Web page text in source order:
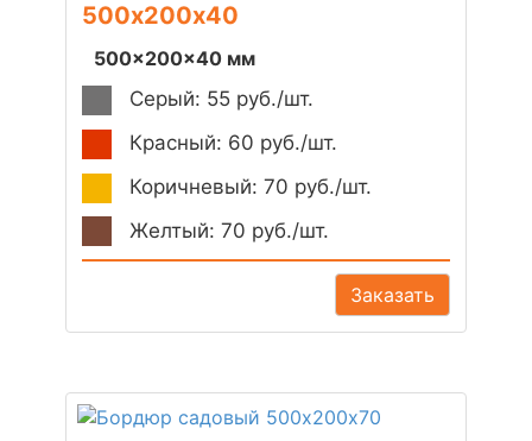
500х200х40
500x200x40 мм
Серый: 55 руб./шт.
Красный: 60 руб./шт.
Коричневый: 70 руб./шт.
Желтый: 70 руб./шт.
Заказать